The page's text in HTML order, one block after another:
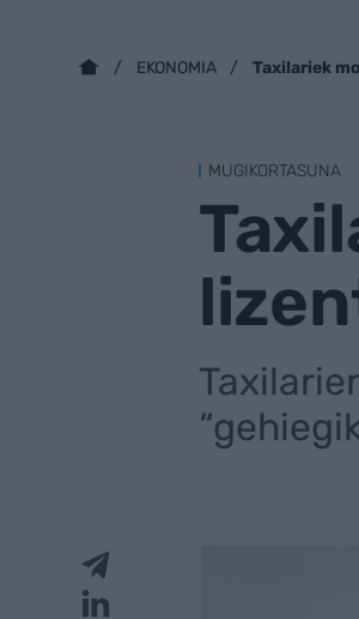
EKONOMIA Taxilariek
MUGIKORTASUNA